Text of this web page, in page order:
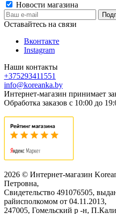
Новости магазина
Оставайтесь на связи
Вконтакте
Instagram
Наши контакты
+375293411551
info@koreanka.by
Интернет-магазин принимает
Обработка заказов с 10:00 до
2026 © Интернет-магазин
Петровна,
Свидетельство ‎491076505,
райисполкомом от 04.11.2013,
247005, Гомельский р -н,